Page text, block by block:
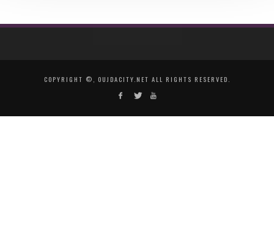
COPYRIGHT ©, OUJDACITY.NET ALL RIGHTS RESERVED.